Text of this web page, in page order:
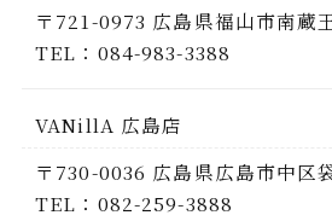
〒721-0973 広島県福山市南蔵
TEL：084-983-3388
VANillA 広島店
〒730-0036 広島県広島市中区
TEL：082-259-3888